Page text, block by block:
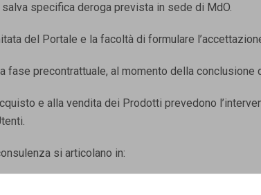
specifica deroga prevista in sede di MdO.
del Portale e la facoltà di formulare
precontrattuale, al momento della
e alla vendita dei Prodotti prevedono
si articolano in:
UTENTI (ragione sociale, p. iva, etc.) nel